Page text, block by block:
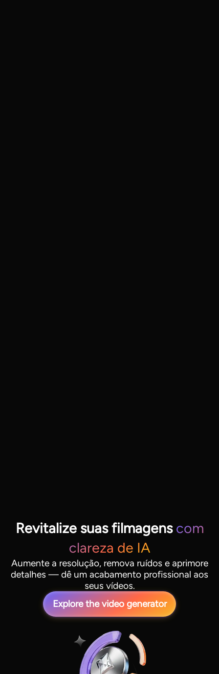
Revitalize suas filmagens com
clareza de IA
Aumente a resolução, remova ruídos e aprimore
detalhes — dê um acabamento profissional aos
seus vídeos.
Explore the video generator